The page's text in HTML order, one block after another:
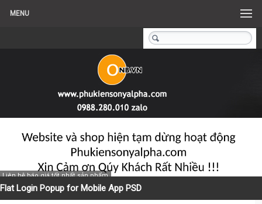
MENU
Liên hệ báo giá tốt nhất sản phẩm
Flat Login Popup for Mobile App PSD